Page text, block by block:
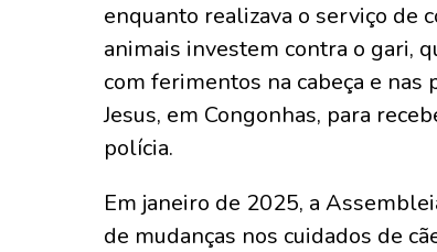
enquanto realizava o serviço de
animais investem contra o gari,
com ferimentos na cabeça e
Jesus, em Congonhas, para
polícia.
Em janeiro de 2025, a
de mudanças nos cuidados de